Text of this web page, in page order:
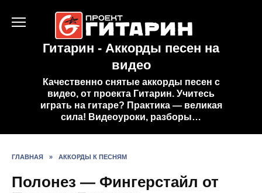
Гитарин - Аккорды песен на
видео
Качественно снятые аккорды песен с
видео, от проекта Гитарин. Учитесь
играть на гитаре? Практика — великая
сила! Видеоуроки, разборы…
ГЛАВНАЯ » АККОРДЫ К ПЕСНЯМ
Полонез — Фингерстайл от